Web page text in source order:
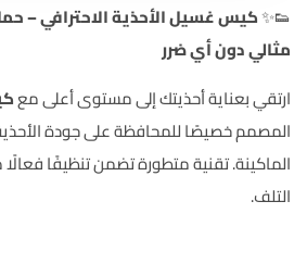
👟✨كيس غسيل الأحذية الاحترافي –
مثالي دون أي ضرر
ارتقي بعناية أحذيتك إلى مستوى أعلى مع
المصمم خصيصًا للمحافظة على جودة
الماكينة. تقنية متطورة تضمن تنظيفًا
التلف.